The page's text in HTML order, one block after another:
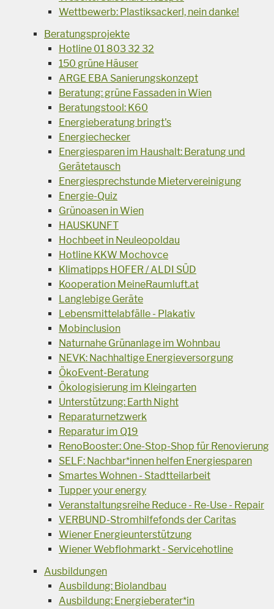
Wettbewerb: Plastiksackerl, nein danke!
Beratungsprojekte
Hotline 01 803 32 32
150 grüne Häuser
ARGE EBA Sanierungskonzept
Beratung: grüne Fassaden in Wien
Beratungstool: K60
Energieberatung bringt's
Energiechecker
Energiesparen im Haushalt: Beratung und
Gerätetausch
Energiesprechstunde Mietervereinigung
Energie-Quiz
Grünoasen in Wien
HAUSKUNFT
Hochbeet in Neuleopoldau
Hotline KKW Mochovce
Klimatipps HOFER / ALDI SÜD
Kooperation MeineRaumluft.at
Langlebige Geräte
Lebensmittelabfälle - Plakativ
Mobinclusion
Naturnahe Grünanlage im Wohnbau
NEVK: Nachhaltige Energieversorgung
ÖkoEvent-Beratung
Ökologisierung im Kleingarten
Unterstützung: Earth Night
Reparaturnetzwerk
Reparatur im Q19
RenoBooster: One-Stop-Shop für Renovierung
SELF: Nachbar*innen helfen Energiesparen
Smartes Wohnen - Stadtteilarbeit
Tupper your energy
Veranstaltungsreihe Reduce - Re-Use - Repair
VERBUND-Stromhilfefonds der Caritas
Wiener Energieunterstützung
Wiener Webflohmarkt - Servicehotline
Ausbildungen
Ausbildung: Biolandbau
Ausbildung: Energieberater*in